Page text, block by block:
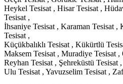
Heykel Tesisat , Hisar Tesisat ,
Tesisat ,
İhsaniye Tesisat , Karaman Tesisat ,
Tesisat ,
Küçükbalıklı Tesisat , Kükürtlü
Maksem Tesisat , Muradiye Tesisat ,
Reyhan Tesisat , Şehreküstü Tesisat
Ulu Tesisat , Yavuzselim Tesisat ,